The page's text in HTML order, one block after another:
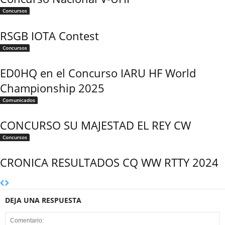
Concursos
RSGB IOTA Contest
Concursos
ED0HQ en el Concurso IARU HF World
Championship 2025
Comunicados
CONCURSO SU MAJESTAD EL REY CW
Concursos
CRONICA RESULTADOS CQ WW RTTY 2024
DEJA UNA RESPUESTA